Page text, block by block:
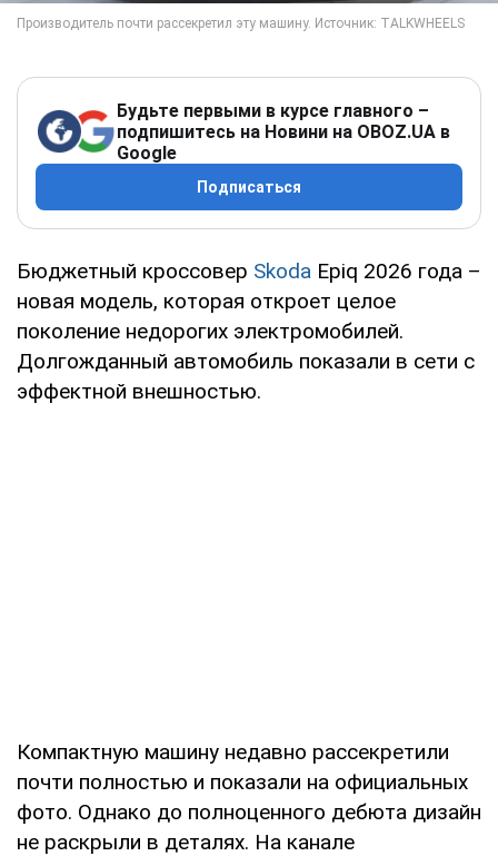
Будьте первыми в курсе главного –
подпишитесь на Новини на OBOZ.UA в
Google
Подписаться
Бюджетный кроссовер Skoda Epiq 2026 года –
новая модель, которая откроет целое
поколение недорогих электромобилей.
Долгожданный автомобиль показали в сети с
эффектной внешностью.
Компактную машину недавно рассекретили
почти полностью и показали на официальных
фото. Однако до полноценного дебюта дизайн
не раскрыли в деталях. На канале